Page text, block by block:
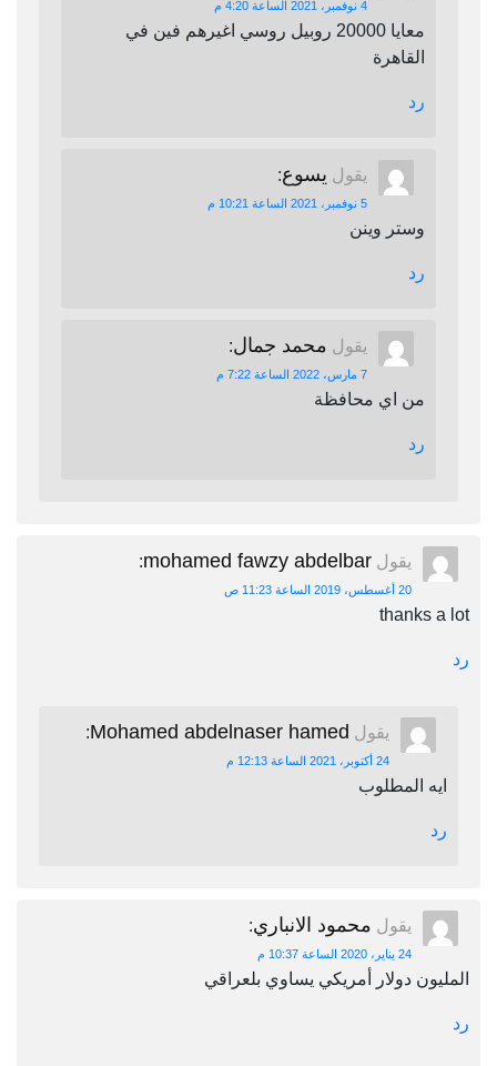
4 نوفمبر، 2021 الساعة 4:20 م
معايا 20000 روبيل روسي اغيرهم فين في
القاهرة
رد
يقول يسوع:
5 نوفمبر، 2021 الساعة 10:21 م
وستر وينن
رد
يقول محمد جمال:
7 مارس، 2022 الساعة 7:22 م
من اي محافظة
رد
يقول mohamed fawzy abdelbar
:
20 أغسطس، 2019 الساعة 11:23 ص
thanks a lot
رد
يقول Mohamed abdelnaser hamed
:
24 أكتوبر، 2021 الساعة 12:13 م
ايه المطلوب
رد
يقول محمود الانباري:
24 يناير، 2020 الساعة 10:37 م
المليون دولار أمريكي يساوي بلعراقي
رد